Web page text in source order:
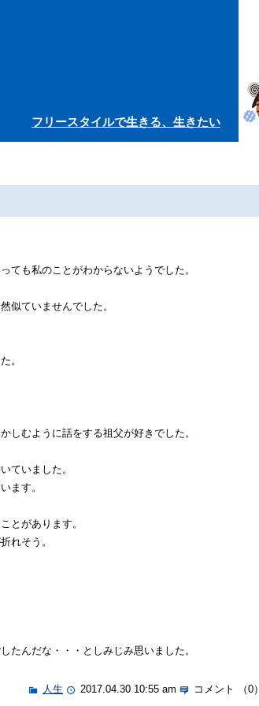
フリースタイルで生きる、生きたい
ても私のことがわからないようでした。
似ていませんでした。
。
しむように話をする祖父が好きでした。
ていました。
ます。
とがあります。
れそう。
たんだな・・・としみじみ思いました。
人生 2017.04.30 10:55 am コメント （0）